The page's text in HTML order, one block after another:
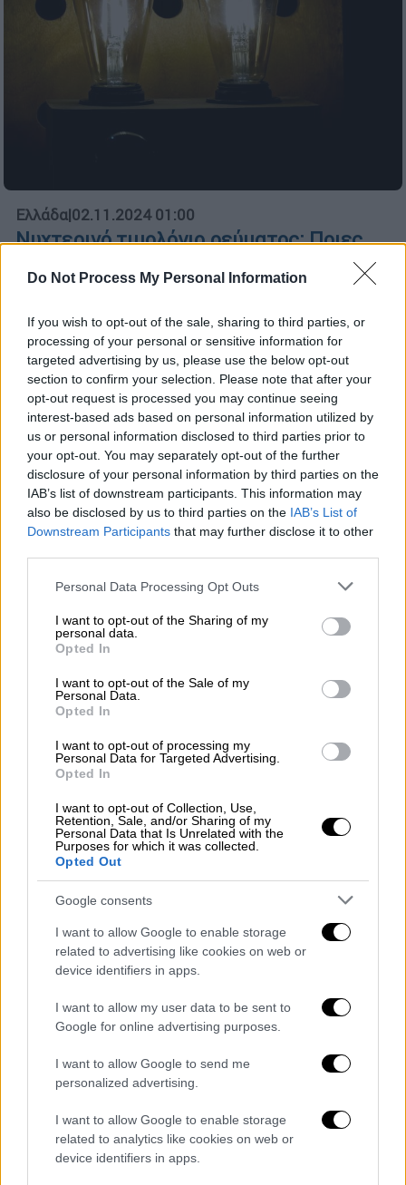
Do Not Process My Personal Information
If you wish to opt-out of the sale, sharing to third parties, or
processing of your personal or sensitive information for
targeted advertising by us, please use the below opt-out
section to confirm your selection. Please note that after your
opt-out request is processed you may continue seeing
interest-based ads based on personal information utilized by
us or personal information disclosed to third parties prior to
your opt-out. You may separately opt-out of the further
disclosure of your personal information by third parties on the
IAB’s list of downstream participants. This information may
also be disclosed by us to third parties on the IAB’s List of
Downstream Participants that may further disclose it to other
Please note that this website/app uses one or more Google
not limited to your visit or usage behaviour. You may click to
grant or deny consent to Google and its third-party tags to
use your data for below specified purposes in below Google
consent section.
Personal Data Processing Opt Outs
I want to opt-out of the Sharing of my
personal data.
Opted In
I want to opt-out of the Sale of my
Personal Data.
Opted In
I want to opt-out of processing my
Personal Data for Targeted Advertising.
Opted In
I want to opt-out of Collection, Use,
Retention, Sale, and/or Sharing of my
Personal Data that Is Unrelated with the
Purposes for which it was collected.
Opted Out
Google consents
I want to allow Google to enable storage
related to advertising like cookies on web or
device identifiers in apps.
I want to allow my user data to be sent to
Google for online advertising purposes.
I want to allow Google to send me
personalized advertising.
I want to allow Google to enable storage
related to analytics like cookies on web or
device identifiers in apps.
Ελλάδα|02.11.2024 01:00
Νυχτερινό τιμολόγιο ρεύματος: Ποιες
Οικονομία|01.11.2024 09:08
Νυχτερινό τιμολόγιο ρεύματος: Σε ισχύ
από σήμερα το χειμερινό ωράριο - Δείτε
ποιες ώρες
Οικονομία|31.10.2024 15:46
Νυχτερινό τιμολόγιο ρεύματος: Σε ισχύ
από 1η Νοεμβρίου - Δείτε για ποιες
ώρες
Τι ανακοίνωσε ο ΔΕΔΔΗΕ